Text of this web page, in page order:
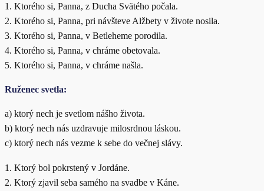
1. Ktorého si, Panna, z Ducha Svätého počala.
2. Ktorého si, Panna, pri návšteve Alžbety v živote nosila.
3. Ktorého si, Panna, v Betleheme porodila.
4. Ktorého si, Panna, v chráme obetovala.
5. Ktorého si, Panna, v chráme našla.
Ruženec svetla:
a) ktorý nech je svetlom nášho života.
b) ktorý nech nás uzdravuje milosrdnou láskou.
c) ktorý nech nás vezme k sebe do večnej slávy.
1. Ktorý bol pokrstený v Jordáne.
2. Ktorý zjavil seba samého na svadbe v Káne.